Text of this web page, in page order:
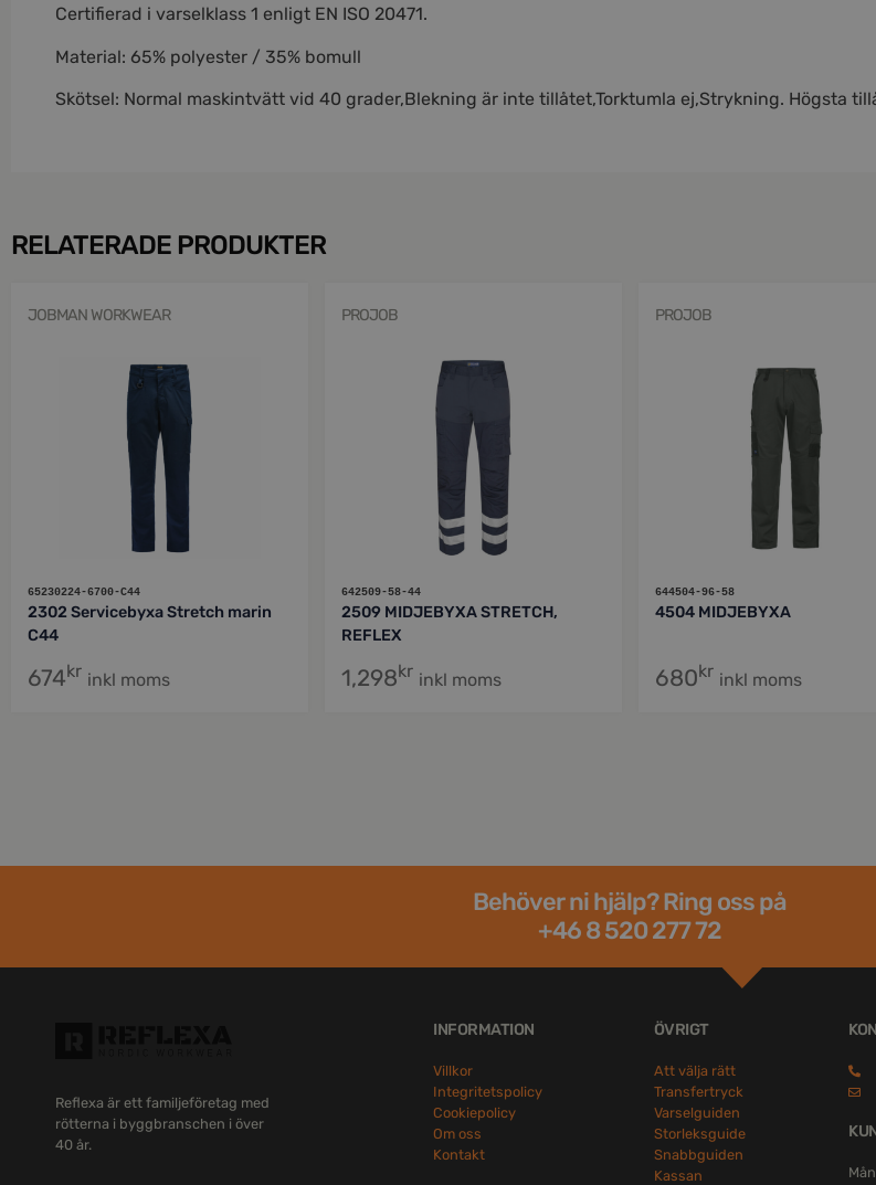
Certifierad i varselklass 1 enligt EN ISO 20471.
Material: 65% polyester / 35% bomull
Skötsel: Normal maskintvätt vid 40 grader,Blekning är inte tillåtet,Torktumla ej,Strykning. Högsta
RELATERADE PRODUKTER
JOBMAN WORKWEAR
65230224-6700-C44
2302 Servicebyxa Stretch marin
C44
674kr inkl moms
PROJOB
642509-58-44
2509 MIDJEBYXA STRETCH,
REFLEX
1,298kr inkl moms
PROJOB
644504-96-58
4504 MIDJEBYXA
680kr inkl moms
Behöver ni hjälp? Ring oss på
+46 8 520 277 72
Reflexa är ett familjeföretag med
rötterna i byggbranschen i över
40 år.
INFORMATION
Villkor
Integritetspolicy
Cookiepolicy
Om oss
Kontakt
ÖVRIGT
Att välja rätt
Transfertryck
Varselguiden
Storleksguide
Snabbguiden
Kassan